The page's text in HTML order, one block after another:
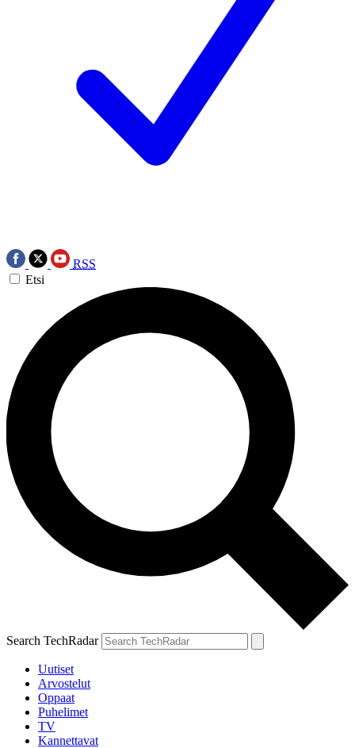
RSS
Etsi
Search TechRadar
Uutiset
Arvostelut
Oppaat
Puhelimet
TV
Kannettavat